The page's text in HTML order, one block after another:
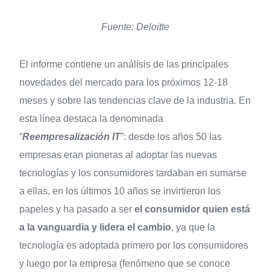
Fuente: Deloitte
El informe contiene un análisis de las principales
novedades del mercado para los próximos 12-18
meses y sobre las tendencias clave de la industria. En
esta línea destaca la denominada
“Reempresalización IT”: desde los años 50 las
empresas eran pioneras al adoptar las nuevas
tecnologías y los consumidores tardaban en sumarse
a ellas, en los últimos 10 años se invirtieron los
papeles y ha pasado a ser el consumidor quien está
a la vanguardia y lidera el cambio, ya que la
tecnología es adoptada primero por los consumidores
y luego por la empresa (fenómeno que se conoce